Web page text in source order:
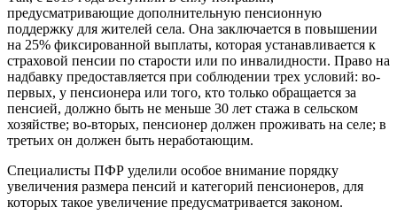
предусматривающие дополнительную пенсионную
поддержку для жителей села. Она заключается в повышении
на 25% фиксированной выплаты, которая устанавливается к
страховой пенсии по старости или по инвалидности. Право на
надбавку предоставляется при соблюдении трех условий: во-
первых, у пенсионера или того, кто только обращается за
пенсией, должно быть не меньше 30 лет стажа в сельском
хозяйстве; во-вторых, пенсионер должен проживать на селе; в
третьих он должен быть неработающим.
Специалисты ПФР уделили особое внимание порядку
увеличения размера пенсий и категорий пенсионеров, для
которых такое увеличение предусматривается законом.